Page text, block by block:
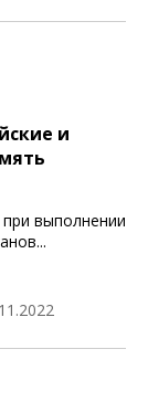
и
выполнении
...